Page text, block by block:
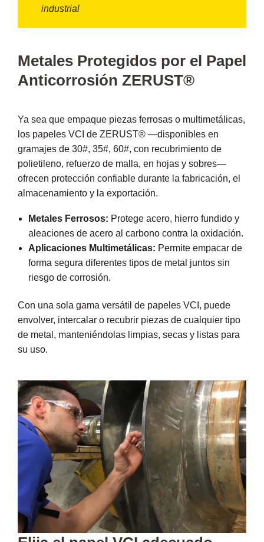
industrial
Metales Protegidos por el Papel
Anticorrosión ZERUST®
Ya sea que empaque piezas ferrosas o multimetálicas,
los papeles VCI de ZERUST® —disponibles en
gramajes de 30#, 35#, 60#, con recubrimiento de
polietileno, refuerzo de malla, en hojas y sobres—
ofrecen protección confiable durante la fabricación, el
almacenamiento y la exportación.
Metales Ferrosos: Protege acero, hierro fundido y
aleaciones de acero al carbono contra la oxidación.
Aplicaciones Multimetálicas: Permite empacar de
forma segura diferentes tipos de metal juntos sin
riesgo de corrosión.
Con una sola gama versátil de papeles VCI, puede
envolver, intercalar o recubrir piezas de cualquier tipo
de metal, manteniéndolas limpias, secas y listas para
su uso.